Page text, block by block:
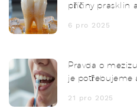
příčiny prasklin
6 pro 2025
Pravda o
je potřebujeme
21 pro 2025